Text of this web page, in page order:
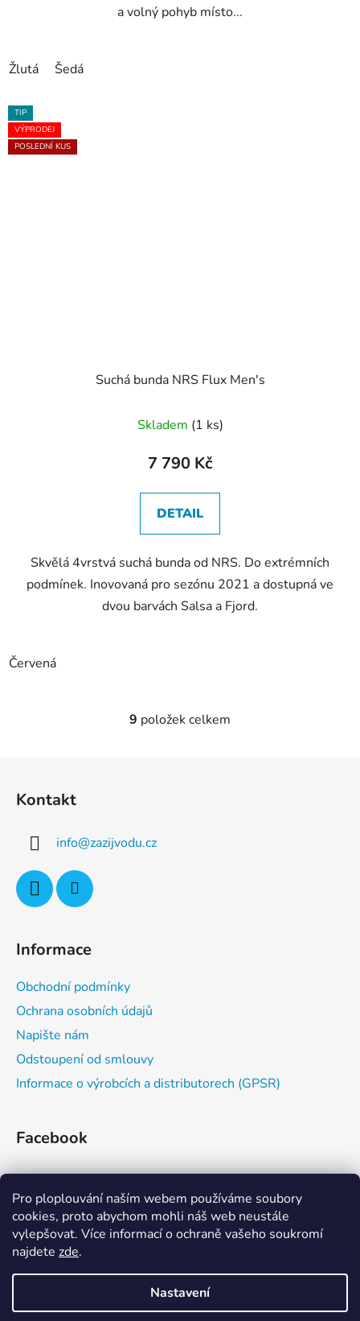
Pro ploplouvání naším webem používáme soubory
cookies, proto abychom mohli náš web neustále
vylepšovat. Více informací o ochraně vašeho soukromí
najdete zde.
Nastavení
a volný pohyb místo...
Žlutá Šedá
TIP
VÝPRODEJ
POSLEDNÍ KUS
Suchá bunda NRS Flux Men's
Skladem (1 ks)
7 790 Kč
DETAIL
Skvělá 4vrstvá suchá bunda od NRS. Do extrémních
podmínek. Inovovaná pro sezónu 2021 a dostupná ve
dvou barvách Salsa a Fjord.
Červená
O
9 položek celkem
Kontakt
info@zazijvodu.cz
Informace
Obchodní podmínky
Ochrana osobních údajů
Napište nám
Odstoupení od smlouvy
Informace o výrobcích a distributorech (GPSR)
Facebook
Zažijvodu Kajaková škola Eskymování